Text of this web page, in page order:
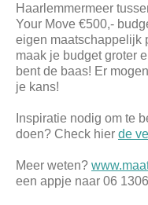
Haarlemmermeer
Your Move €500,-
eigen maatschappelijk
maak je budget groter
bent de baas! Er
je kans!
Inspiratie nodig om te
doen? Check hier de
Meer weten?
een appje naar 06